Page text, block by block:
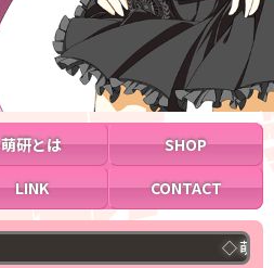
萌研とは
SHOP
LINK CONTACT
◇萌研ブログへようこ